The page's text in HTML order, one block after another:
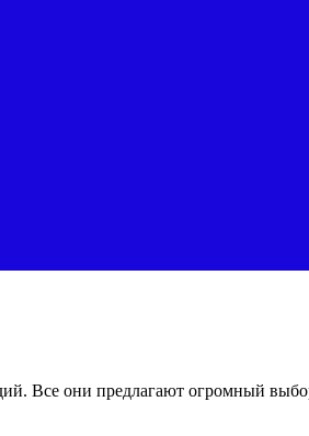
Все они предлагают огромный